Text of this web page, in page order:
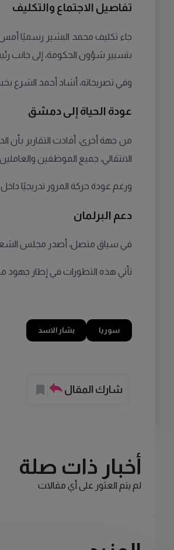
تفاصيل الاجتماع والتكليف
جاء تكليف محمد البشير رسميًا أمس
بتسيير شؤون الحكومة، إلى جانب
وفي تصريحاته، أشاد أحمد الشرع
عودة الحياة إلى دمشق
من جهة أخرى، أفادت التقارير بأن
الانتقالي، جميع الموظفين
ورغم عودة حركة المرور تدريجيًا
دعم البرلمان
في سياق متصل، أصدر مجلس الشعب
تأتي هذه التطورات في إطار جهود
سوريا بشار الاسد
شارك المقال
أخبار ذات صلة
لم يتم العثور على أي مقالات